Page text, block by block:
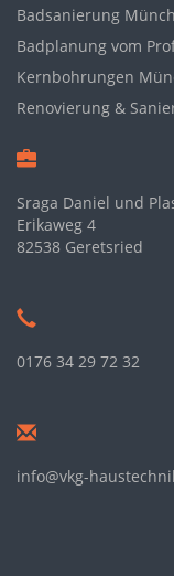
Badsanierung
Badplanung vom
Kernbohrungen
Renovierung &
Sraga Daniel und
Erikaweg 4
82538 Geretsried
0176 34 29 72 32
info@vkg-